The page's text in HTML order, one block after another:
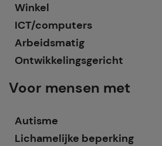
Winkel
ICT/computers
Arbeidsmatig
Ontwikkelingsgericht
Voor mensen met
Autisme
Lichamelijke beperking